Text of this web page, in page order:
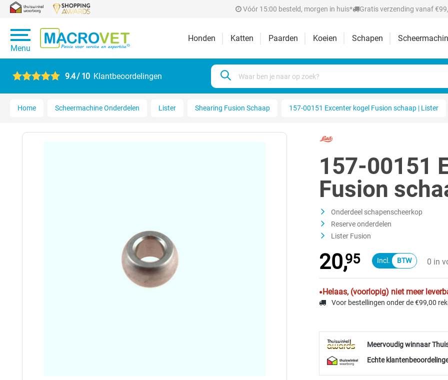
Vóór 15:00 besteld, morgen in huis* Gratis verzending vanaf
Menu
Honden Katten Paarden Koeien Schapen
9.4 / 10 Klantbeoordelingen
Home Scheermachine Onderdelen Lister Shearing Fusion Schaap 157-00151 Excenter kogel Fusion schaap | Lister
157-00151
Fusion
Onderdeel schapenscheerkop
Reserve onderdelen
Lister Fusion
20,95 0 in
Helaas, (voorlopig) niet meer
Voor bestellingen onder de €99,00
Meervoudig winnaar
Echte